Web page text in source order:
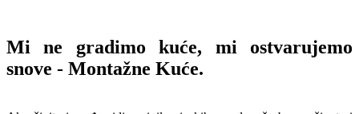
Mi ne gradimo kuće, mi ostvarujemo
snove - Montažne Kuće.